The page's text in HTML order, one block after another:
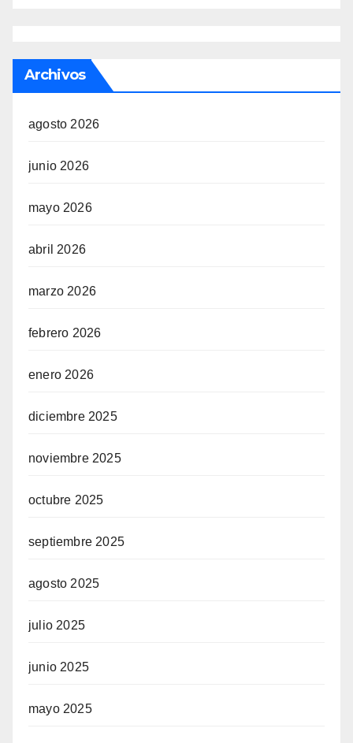
Archivos
agosto 2026
junio 2026
mayo 2026
abril 2026
marzo 2026
febrero 2026
enero 2026
diciembre 2025
noviembre 2025
octubre 2025
septiembre 2025
agosto 2025
julio 2025
junio 2025
mayo 2025